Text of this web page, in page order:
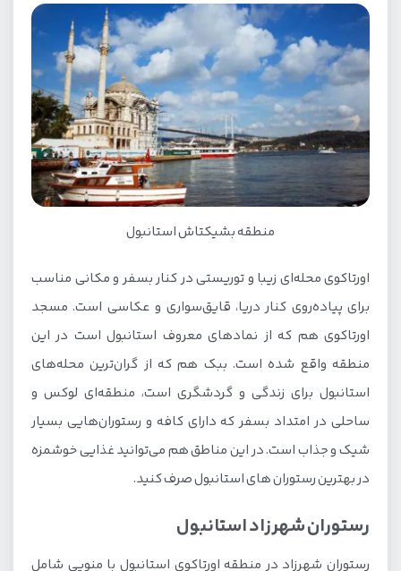
منطقه بشیکتاش استانبول
اورتاکوی محله‌ای زیبا و توریستی در کنار بسفر و مکانی مناسب
برای پیاده‌روی کنار دریا، قایق‌سواری و عکاسی است. مسجد
اورتاکوی هم که از نمادهای معروف استانبول است در این
منطقه واقع شده است. ببک هم که از گران‌ترین محله‌های
استانبول برای زندگی و گردشگری است، منطقه‌ای لوکس و
ساحلی در امتداد بسفر که دارای کافه و رستوران‌هایی بسیار
شیک و جذاب است. در این مناطق هم می‌توانید غذایی خوشمزه
در بهترین رستوران های استانبول صرف کنید.
رستوران شهرزاد استانبول
رستوران شهرزاد در منطقه اورتاکوی استانبول با منویی شامل